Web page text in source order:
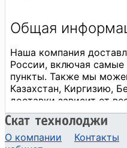
О компании Контакты